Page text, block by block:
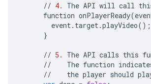
// 4. The API will call
function onPlayerReady(
event. target.playVideo();
}
// 5. The API calls this
//
The function
//
the player should